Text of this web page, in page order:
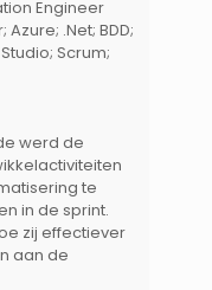
Engineer
Azure; .Net; BDD;
Scrum;
werd de
te
in de sprint.
zij effectiever
aan de